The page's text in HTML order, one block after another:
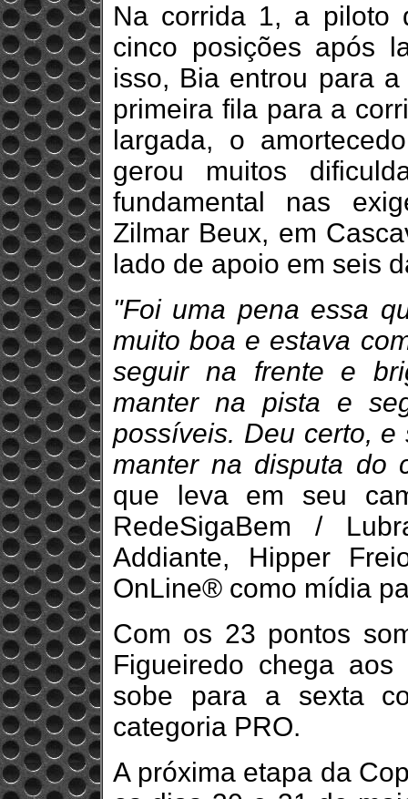
Na corrida 1, a piloto
cinco posições após
isso, Bia entrou para
primeira fila para a
largada, o
gerou muitos
fundamental nas
Zilmar Beux, em
lado de apoio em seis
"Foi uma pena essa
muito boa e estava
seguir na frente e
manter na pista e
possíveis. Deu certo,
manter na disputa do
que leva em seu
RedeSigaBem /
Addiante, Hipper
OnLine® como mídia
Com os 23 pontos
Figueiredo chega
sobe para a sexta
categoria PRO.
A próxima etapa da